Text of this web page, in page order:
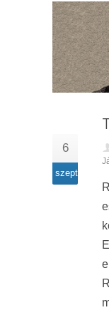
6
szept